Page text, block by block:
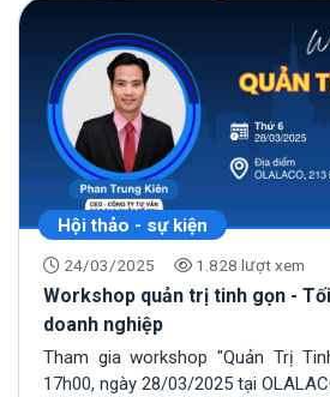
Hội thảo - sự kiện
24/03/2025 1.828 lượt xem
Workshop quản trị tinh gọn -
doanh nghiệp
Tham gia workshop "Quản Trị
17h00, ngày 28/03/2025 tại